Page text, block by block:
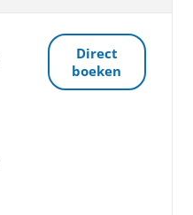
Direct
boeken